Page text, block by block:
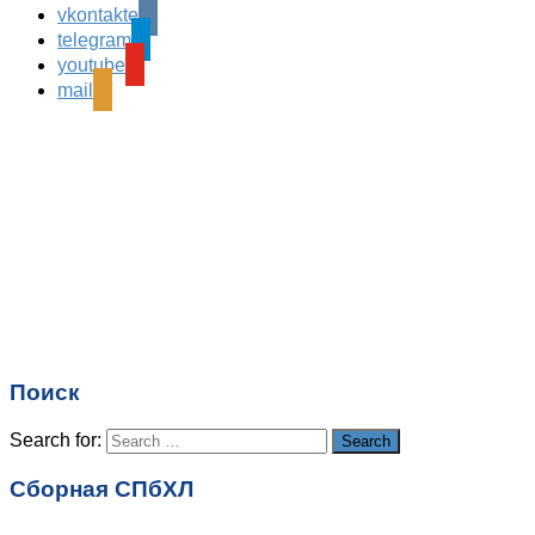
Leave a Reply
Ваш адрес email не будет опубликован.
поля помечены
vkontakte
telegram
youtube
mail
Поиск
Search for: Search
Сборная СПбХЛ